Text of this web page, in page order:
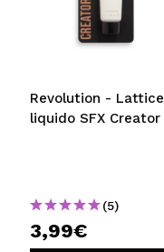
Revolution - Lattice
liquido SFX Creator
(5)
3,99€